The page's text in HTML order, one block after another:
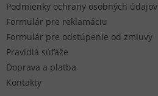
Podmienky ochrany osobných údajov
Formulár pre reklamáciu
Formulár pre odstúpenie od zmluvy
Pravidlá súťaže
Doprava a platba
Kontakty